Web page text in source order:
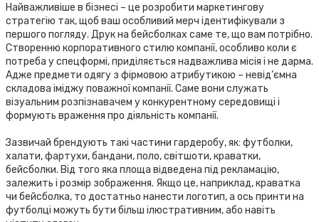
Найважливіше в бізнесі – це розробити маркетингову
стратегію так, щоб ваш особливий мерч ідентифікували з
першого погляду. Друк на бейсболках саме те, що вам потрібно.
Створенню корпоративного стилю компанії, особливо коли є
потреба у спецформі, приділяється надважлива місія і не дарма.
Адже предмети одягу з фірмовою атрибутикою – невід’ємна
складова іміджу поважної компанії. Саме вони служать
візуальним розпізнавачем у конкурентному середовищі і
формують враження про діяльність компанії.
Зазвичай брендують такі частини гардеробу, як: футболки,
халати, фартухи, бандани, поло, світшоти, краватки,
бейсболки. Від того яка площа відведена під рекламацію,
залежить і розмір зображення. Якщо це, наприклад, краватка
чи бейсболка, то достатньо нанести логотип, а ось принти на
футболці можуть бути більш ілюстративним, або навіть